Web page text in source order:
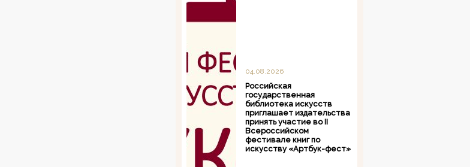
04.08.2026
Российская
государственная
библиотека искусств
приглашает издательства
принять участие во II
Всероссийском
фестивале книг по
искусству «Артбук-фест»